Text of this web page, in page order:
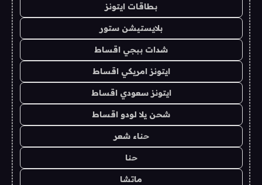
بطاقات ايتونز
بلايستيشن ستور
شدات ببجي اقساط
ايتونز امريكي اقساط
ايتونز سعودي اقساط
شحن يلا لودو اقساط
حناء شعر
حنا
ماتشا